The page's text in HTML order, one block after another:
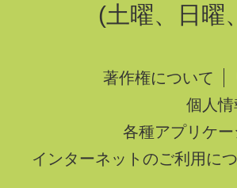
(土曜、日曜
著作権について
個人
各種アプリケ
インターネットのご利用に